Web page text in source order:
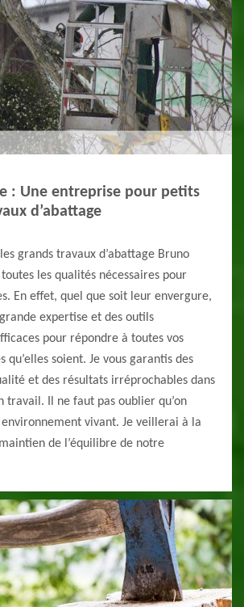
: Une entreprise pour petits
d’abattage
grands travaux d’abattage Bruno
toutes les qualités nécessaires pour
En effet, quel que soit leur envergure,
grande expertise et des outils
pour répondre à toutes vos
qu’elles soient. Je vous garantis des
et des résultats irréprochables dans
travail. Il ne faut pas oublier qu’on
vivant. Je veillerai à la
de l’équilibre de notre